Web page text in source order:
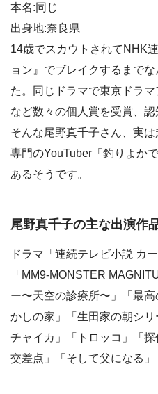
本名:同じ
出身地:奈良県
14歳でスカウトされてNHK
ョン』でブレイクするまで
た。同じドラマで東京ドラ
など数々の個人賞を受賞、認
そんな尾野真千子さん、実
専門のYouTuber「釣りよか
あるそうです。
尾野真千子の主な出演作
ドラマ「連続テレビ小説 カ
「MM9-MONSTER
ー〜天空の診療所〜」「最
かしの家」「生田家の朝シ
チャイカ」「トロッコ」「
交差点」「そして父になる」